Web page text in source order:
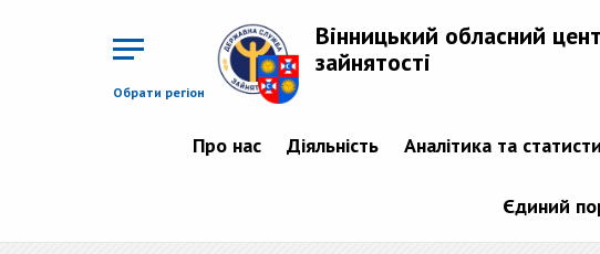
Обрати регіон
Вінницький обласний
зайнятості
Про нас Діяльність Аналітика та
Єдиний